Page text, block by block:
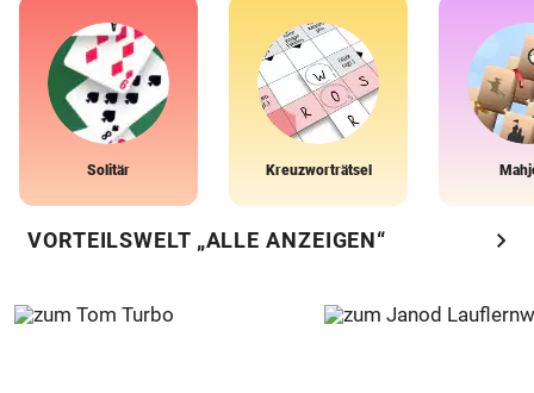
Solitär Kreuzworträtsel
VORTEILSWELT „ALLE ANZEIGEN“ chevron_right